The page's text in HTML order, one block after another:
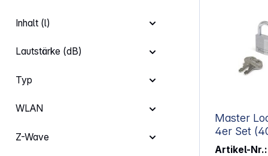
Inhalt (l)
Lautstärke (dB)
Typ
WLAN
Z-Wave
Master
4er Set
Artikel-Nr.: